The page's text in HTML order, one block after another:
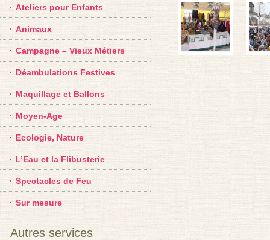
Ateliers pour Enfants
Animaux
Campagne – Vieux Métiers
Déambulations Festives
Maquillage et Ballons
Moyen-Age
Ecologie, Nature
L’Eau et la Flibusterie
Spectacles de Feu
Sur mesure
Autres services